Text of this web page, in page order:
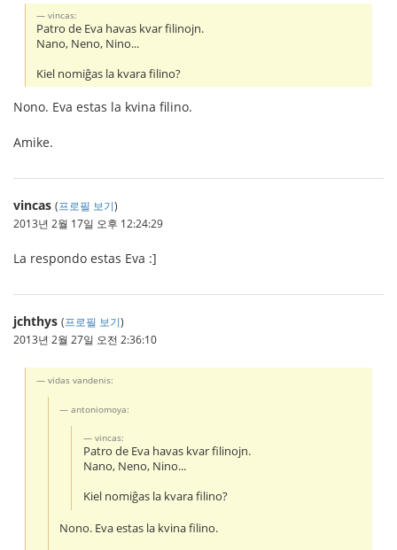
vincas:
Patro de Eva havas kvar filinojn.
Nano, Neno, Nino...
Kiel nomiĝas la kvara filino?
Nono. Eva estas la kvina filino.
Amike.
vincas (프로필 보기)
2013년 2월 17일 오후 12:24:29
La respondo estas Eva :]
jchthys (프로필 보기)
2013년 2월 27일 오전 2:36:10
vidas vandenis:
antoniomoya:
vincas:
Patro de Eva havas kvar filinojn.
Nano, Neno, Nino...
Kiel nomiĝas la kvara filino?
Nono. Eva estas la kvina filino.